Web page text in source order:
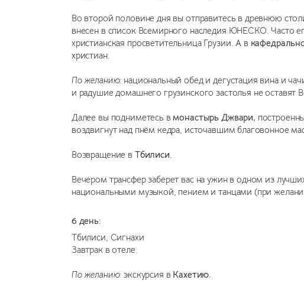
Во второй половине дня вы отправитесь в древнюю
внесен в список Всемирного наследия ЮНЕСКО. Часто
христианская просветительница Грузии. А в
христиан.
По желанию: национальный обед и дегустация вина и
и радушие домашнего грузинского застолья не оставят
Далее вы подниметесь вмонастырь Джвари,
воздвигнут над пнём кедра, источавшим благовонное
Возвращение в Тбилиси.
Вечером трансфер заберет вас на ужин в одном из
национальными музыкой, пением и танцами (при
6 день:
Тбилиси, Сигнахи
Завтрак в отеле.
По желанию: экскурсия в Кахетию.